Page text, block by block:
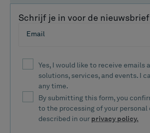
Schrijf je in voor de nieuwsbrief